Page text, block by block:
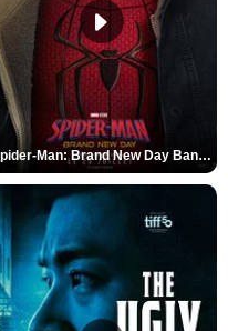
Spider-Man: Brand New Day Bande-annonce (3) VO STFR